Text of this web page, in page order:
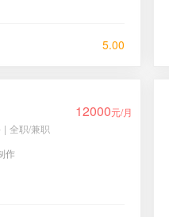
5.00
12000元/月
| 全职/兼职
作